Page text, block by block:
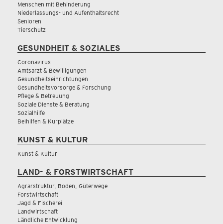
Menschen mit Behinderung
Niederlassungs- und Aufenthaltsrecht
Senioren
Tierschutz
GESUNDHEIT & SOZIALES
Coronavirus
Amtsarzt & Bewilligungen
Gesundheitseinrichtungen
Gesundheitsvorsorge & Forschung
Pflege & Betreuung
Soziale Dienste & Beratung
Sozialhilfe
Beihilfen & Kurplätze
KUNST & KULTUR
Kunst & Kultur
LAND- & FORSTWIRTSCHAFT
Agrarstruktur, Boden, Güterwege
Forstwirtschaft
Jagd & Fischerei
Landwirtschaft
Ländliche Entwicklung